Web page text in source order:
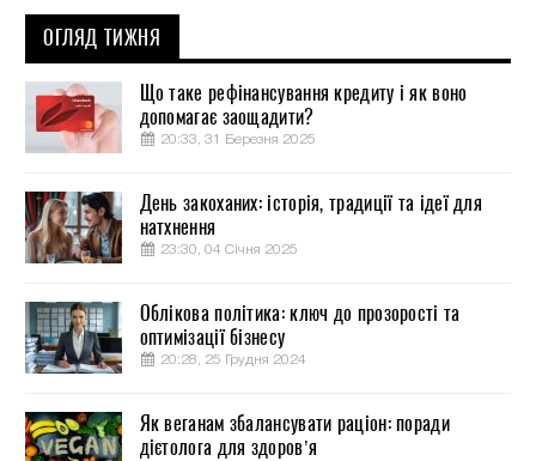
ОГЛЯД ТИЖНЯ
Що таке рефінансування кредиту і як воно
допомагає заощадити?
20:33, 31 Березня 2025
День закоханих: історія, традиції та ідеї для
натхнення
23:30, 04 Січня 2025
Облікова політика: ключ до прозорості та
оптимізації бізнесу
20:28, 25 Грудня 2024
Як веганам збалансувати раціон: поради
дієтолога для здоров’я